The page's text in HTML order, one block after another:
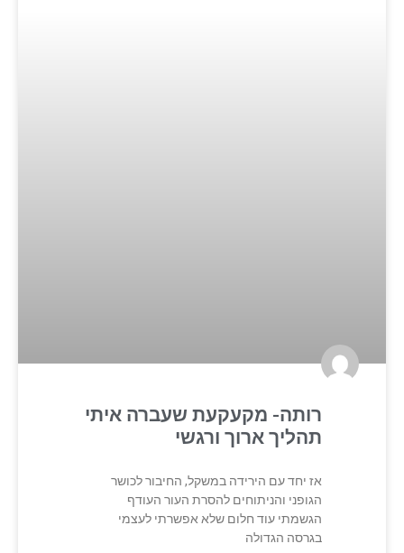
רותה- מקעקעת שעברה איתי
תהליך ארוך ורגשי
אז יחד עם הירידה במשקל, החיבור לכושר
הגופני והניתוחים להסרת העור העודף
הגשמתי עוד חלום שלא אפשרתי לעצמי
בגרסה הגדולה